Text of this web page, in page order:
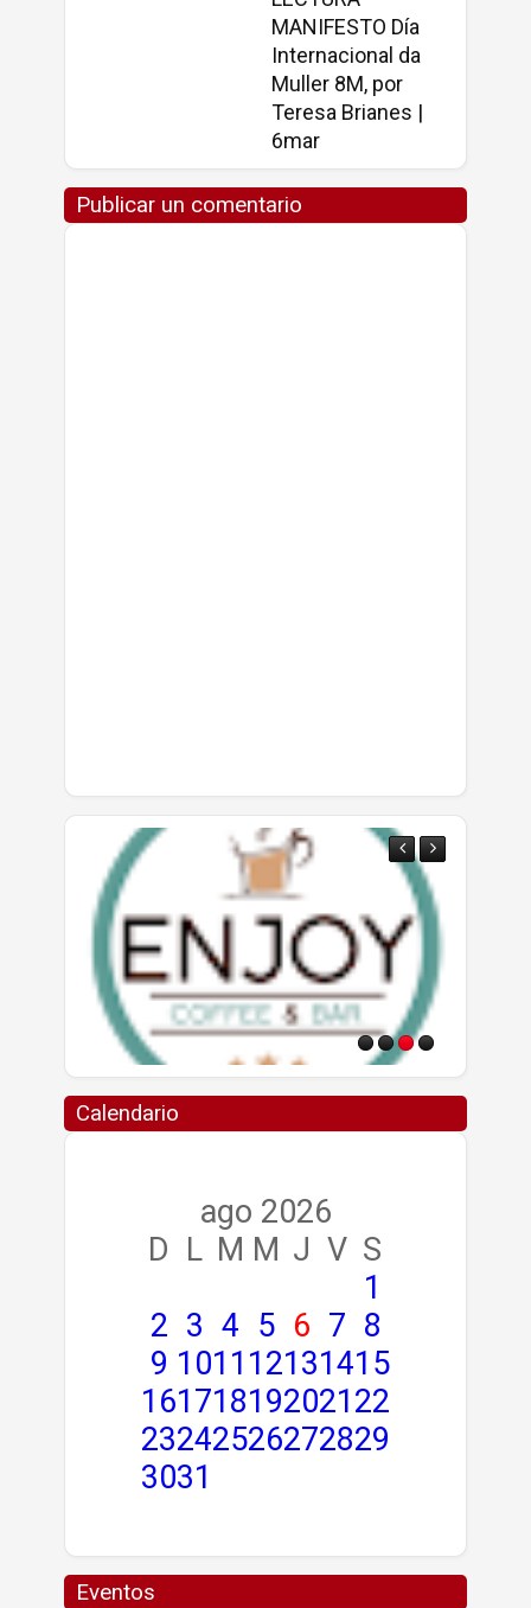
MANIFESTO Día
Internacional da
Muller 8M, por
Teresa Brianes |
6mar
Publicar un comentario
Calendario
ago 2026
D L M M J V S
1
2 3 4 5 6 7 8
9 1011 12131415
16171819202122
23242526272829
3031
Eventos